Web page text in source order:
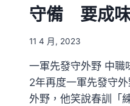
守備 要成
11 4 月, 2023
一軍先發守外野 中職
2年再度一軍先發守
外野，他笑說春訓「